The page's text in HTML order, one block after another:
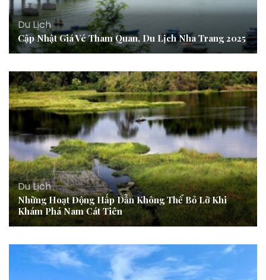
Du Lịch
Cập Nhật Giá Vé Tham Quan, Du Lịch Nha Trang 2025
Du Lịch
Những Hoạt Động Hấp Dẫn Không Thể Bỏ Lỡ Khi
Khám Phá Nam Cát Tiên